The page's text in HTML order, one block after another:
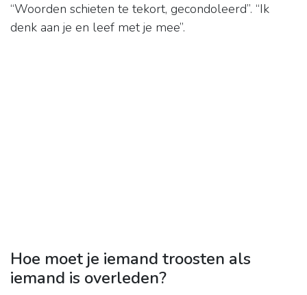
“Woorden schieten te tekort, gecondoleerd”. “Ik
denk aan je en leef met je mee”.
Hoe moet je iemand troosten als
iemand is overleden?